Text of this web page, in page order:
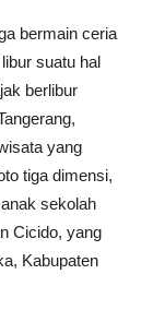
bermain ceria
suatu hal
berlibur
yang
tiga dimensi,
sekolah
Cicido, yang
Kabupaten